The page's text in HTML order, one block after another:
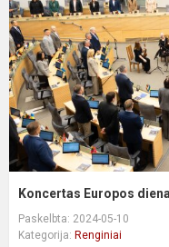
Koncertas Europos
Paskelbta: 2024-05-10
Kategorija: Renginiai